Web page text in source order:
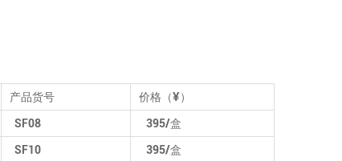
产品货号 价格（¥）
SF08 395/盒
SF10 395/盒